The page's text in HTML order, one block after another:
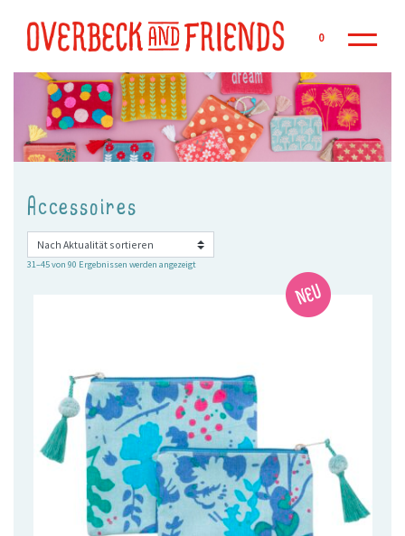
0
Accessoires
31–45 von 90 Ergebnissen werden angezeigtNach